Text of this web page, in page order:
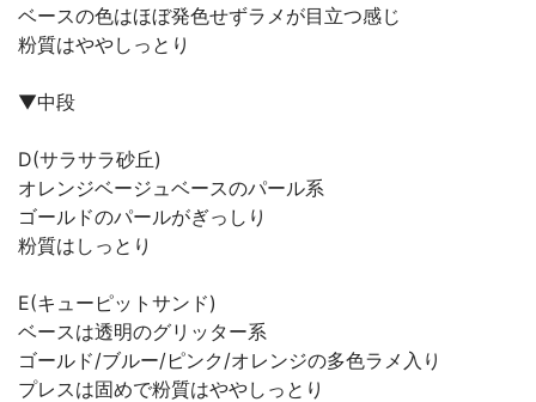
ベースの色はほぼ発色せずラメが目立つ感じ
粉質はややしっとり
▼中段
D(サラサラ砂丘)
オレンジベージュベースのパール系
ゴールドのパールがぎっしり
粉質はしっとり
E(キューピットサンド)
ベースは透明のグリッター系
ゴールド/ブルー/ピンク/オレンジの多色ラメ入り
プレスは固めで粉質はややしっとり